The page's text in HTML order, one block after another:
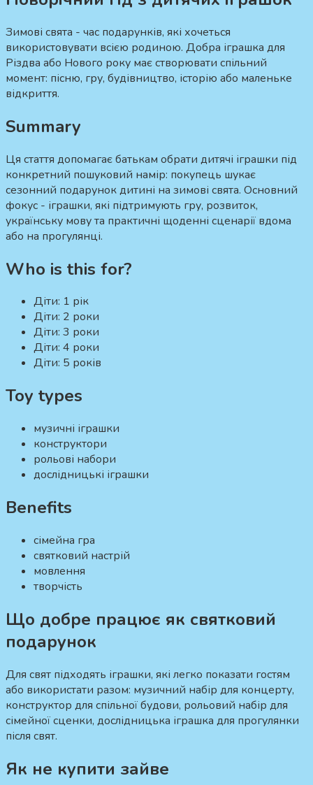
Зимові свята - час подарунків, які хочеться
використовувати всією родиною. Добра іграшка для
Різдва або Нового року має створювати спільний
момент: пісню, гру, будівництво, історію або маленьке
відкриття.
Summary
Ця стаття допомагає батькам обрати дитячі іграшки під
конкретний пошуковий намір: покупець шукає
сезонний подарунок дитині на зимові свята. Основний
фокус - іграшки, які підтримують гру, розвиток,
українську мову та практичні щоденні сценарії вдома
або на прогулянці.
Who is this for?
Діти: 1 рік
Діти: 2 роки
Діти: 3 роки
Діти: 4 роки
Діти: 5 років
Toy types
музичні іграшки
конструктори
рольові набори
дослідницькі іграшки
Benefits
сімейна гра
святковий настрій
мовлення
творчість
Що добре працює як святковий
подарунок
Для свят підходять іграшки, які легко показати гостям
або використати разом: музичний набір для концерту,
конструктор для спільної будови, рольовий набір для
сімейної сценки, дослідницька іграшка для прогулянки
після свят.
Як не купити зайве